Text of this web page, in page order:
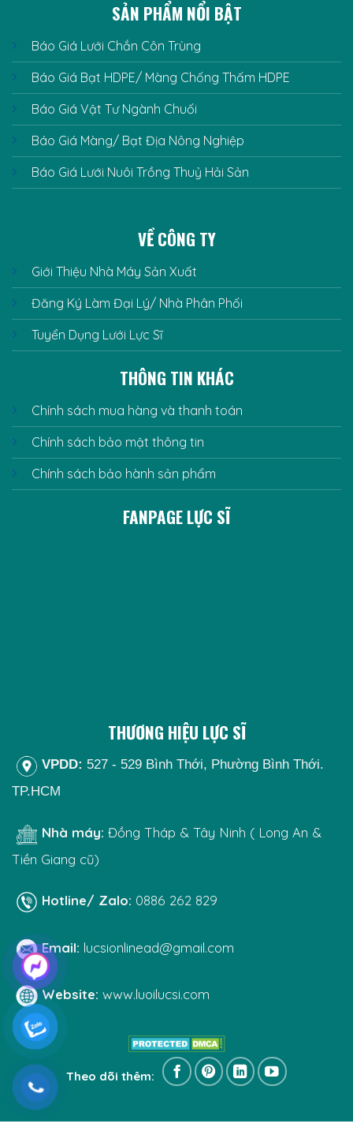
SẢN PHẨM NỔI BẬT
Báo Giá Lưới Chắn Côn Trùng
Báo Giá Bạt HDPE/ Màng Chống Thấm HDPE
Báo Giá Vật Tư Ngành Chuối
Báo Giá Màng/ Bạt Địa Nông Nghiệp
Báo Giá Lưới Nuôi Trồng Thuỷ Hải Sản
VỀ CÔNG TY
Giới Thiệu Nhà Máy Sản Xuất
Đăng Ký Làm Đại Lý/ Nhà Phân Phối
Tuyển Dụng Lưới Lực Sĩ
THÔNG TIN KHÁC
Chính sách mua hàng và thanh toán
Chính sách bảo mật thông tin
Chính sách bảo hành sản phẩm
FANPAGE LỰC SĨ
THƯƠNG HIỆU LỰC SĨ
VPDD: 527 - 529 Bình Thới, Phường Bình Thới.
TP.HCM
Nhà máy: Đồng Tháp & Tây Ninh ( Long An &
Tiền Giang cũ)
Hotline/ Zalo: 0886 262 829
Email: lucsionlinead@gmail.com
Website: www.luoilucsi.com
Theo dõi thêm: